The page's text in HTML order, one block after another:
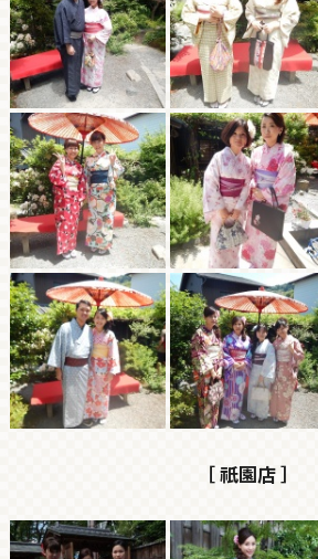
［ 祇園店 ］